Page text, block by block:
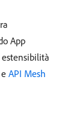
App
e API Mesh